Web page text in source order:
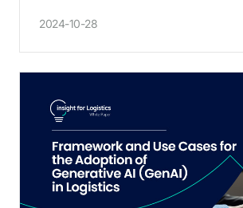
2024-10-28